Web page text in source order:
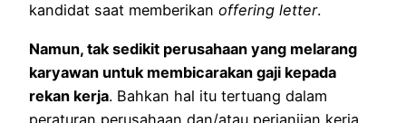
kandidat saat memberikan offering letter.
Namun, tak sedikit perusahaan yang melarang
karyawan untuk membicarakan gaji kepada
rekan kerja. Bahkan hal itu tertuang dalam
peraturan perusahaan dan/atau perjanjian kerja